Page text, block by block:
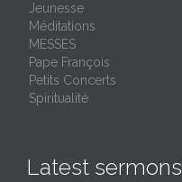
Jeunesse
Méditations
MESSES
Pape François
Petits Concerts
Spiritualité
Latest sermons